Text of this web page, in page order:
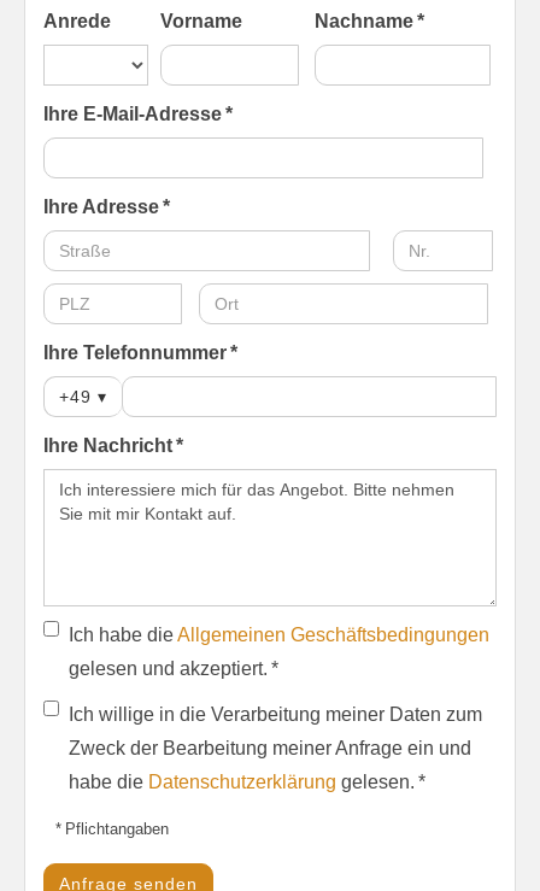
Anrede Vorname Nachname *
Ihre E-Mail-Adresse *
Ihre Adresse *
Ihre Telefonnummer *
+49 ▾
Ihre Nachricht *
Ich habe dieAllgemeinen Geschäftsbedingungen
gelesen und akzeptiert. *
Ich willige in die Verarbeitung meiner Daten zum
Zweck der Bearbeitung meiner Anfrage ein und
habe die Datenschutzerklärung gelesen. *
* Pflichtangaben
Anfrage senden